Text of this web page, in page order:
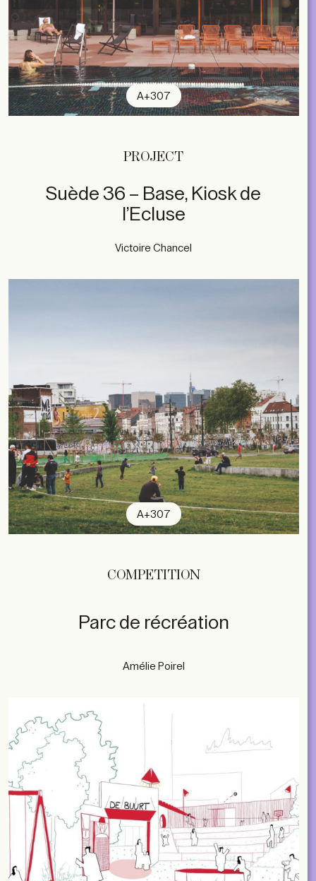
A+307
PROJECT
Suède 36 – Base, Kiosk de
l’Ecluse
Victoire Chancel
A+307
COMPETITION
Parc de récréation
Amélie Poirel